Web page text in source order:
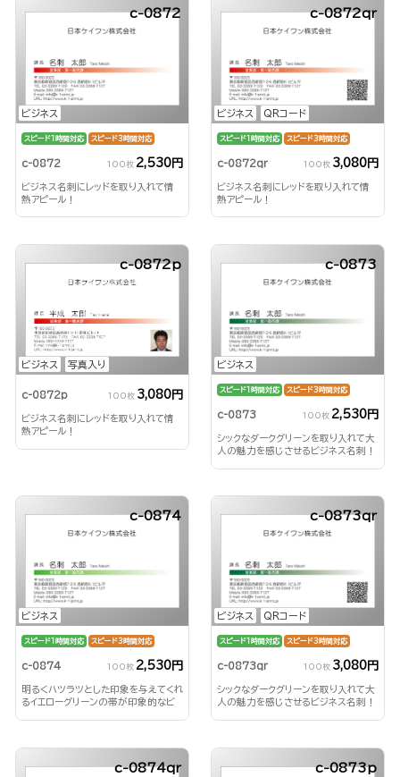
ビジネス
c-0872
スピード1時間対応 スピード3時間対応
c-0872 100枚 2,530円
ビジネス名刺にレッドを取り入れて情
熱アピール！
ビジネス QRコード
c-0872qr
スピード1時間対応 スピード3時間対応
c-0872qr 100枚 3,080円
ビジネス名刺にレッドを取り入れて情
熱アピール！
ビジネス 写真入り
c-0872p
c-0872p 100枚 3,080円
ビジネス名刺にレッドを取り入れて情
熱アピール！
ビジネス
c-0873
スピード1時間対応 スピード3時間対応
c-0873 100枚 2,530円
シックなダークグリーンを取り入れて大
人の魅力を感じさせるビジネス名刺！
ビジネス
c-0874
スピード1時間対応 スピード3時間対応
c-0874 100枚 2,530円
明るくハツラツとした印象を与えてくれ
るイエローグリーンの帯が印象的なビ
ビジネス QRコード
c-0873qr
スピード1時間対応 スピード3時間対応
c-0873qr 100枚 3,080円
シックなダークグリーンを取り入れて大
人の魅力を感じさせるビジネス名刺！
c-0874qr c-0873p